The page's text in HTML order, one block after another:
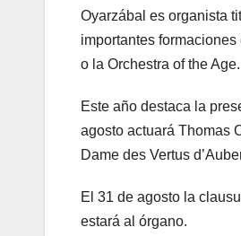
Oyarzábal es organista
importantes
o la Orchestra of the Age.
Este año destaca la
agosto actuará Thomas
Dame des Vertus
El 31 de agosto la
estará al órgano.